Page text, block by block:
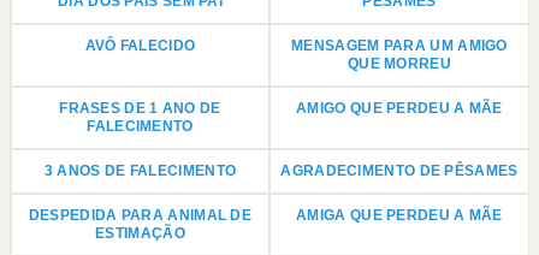
AVÔ FALECIDO
MENSAGEM PARA UM AMIGO
QUE MORREU
FRASES DE 1 ANO DE
FALECIMENTO
AMIGO QUE PERDEU A MÃE
3 ANOS DE FALECIMENTO AGRADECIMENTO DE PÊSAMES
DESPEDIDA PARA ANIMAL DE
ESTIMAÇÃO
AMIGA QUE PERDEU A MÃE